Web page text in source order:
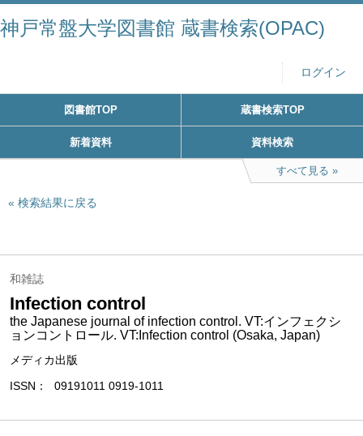
神戸常盤大学図書館 蔵書検索(OPAC)
ログイン
図書館TOP 蔵書検索TOP
新着資料 資料検索
すべて見る
検索結果に戻る
和雑誌
Infection control
the Japanese journal of infection control. VT:インフェクシ
ョンコントロール. VT:Infection control (Osaka, Japan)
メディカ出版
ISSN
09191011 0919-1011